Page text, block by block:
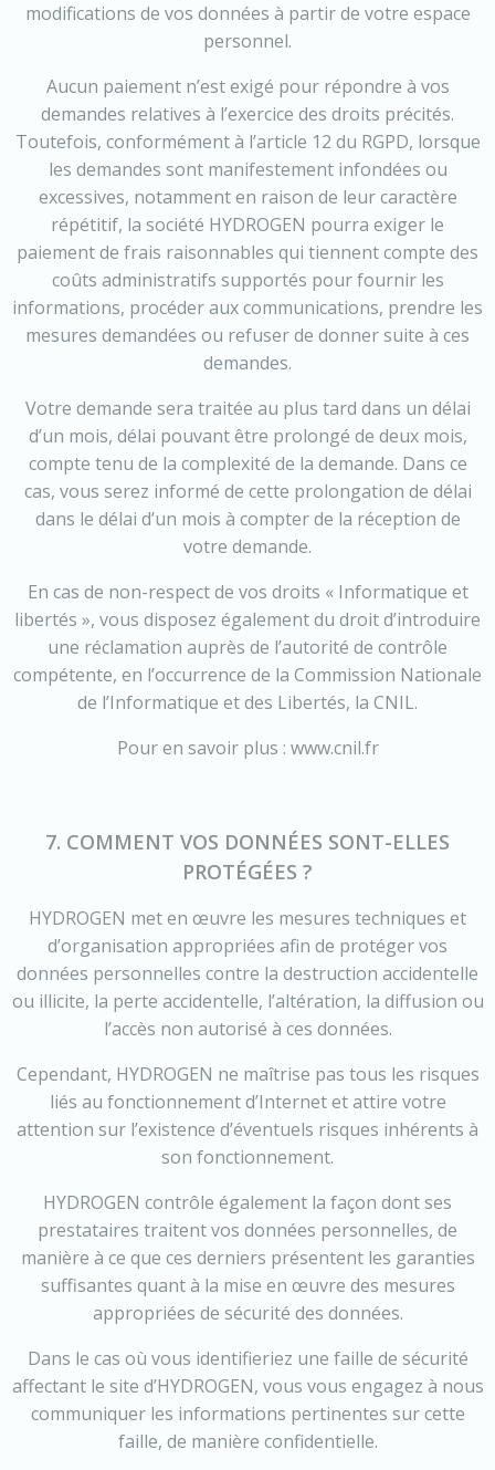
modifications de vos données à partir de votre espace
personnel.
Aucun paiement n’est exigé pour répondre à vos
demandes relatives à l’exercice des droits précités.
Toutefois, conformément à l’article 12 du RGPD, lorsque
les demandes sont manifestement infondées ou
excessives, notamment en raison de leur caractère
répétitif, la société HYDROGEN pourra exiger le
paiement de frais raisonnables qui tiennent compte des
coûts administratifs supportés pour fournir les
informations, procéder aux communications, prendre les
mesures demandées ou refuser de donner suite à ces
demandes.
Votre demande sera traitée au plus tard dans un délai
d’un mois, délai pouvant être prolongé de deux mois,
compte tenu de la complexité de la demande. Dans ce
cas, vous serez informé de cette prolongation de délai
dans le délai d’un mois à compter de la réception de
votre demande.
En cas de non-respect de vos droits « Informatique et
libertés », vous disposez également du droit d’introduire
une réclamation auprès de l’autorité de contrôle
compétente, en l’occurrence de la Commission Nationale
de l’Informatique et des Libertés, la CNIL.
Pour en savoir plus : www.cnil.fr
7. COMMENT VOS DONNÉES SONT-ELLES
PROTÉGÉES ?
HYDROGEN met en œuvre les mesures techniques et
d’organisation appropriées afin de protéger vos
données personnelles contre la destruction accidentelle
ou illicite, la perte accidentelle, l’altération, la diffusion ou
l’accès non autorisé à ces données.
Cependant, HYDROGEN ne maîtrise pas tous les risques
liés au fonctionnement d’Internet et attire votre
attention sur l’existence d’éventuels risques inhérents à
son fonctionnement.
HYDROGEN contrôle également la façon dont ses
prestataires traitent vos données personnelles, de
manière à ce que ces derniers présentent les garanties
suffisantes quant à la mise en œuvre des mesures
appropriées de sécurité des données.
Dans le cas où vous identifieriez une faille de sécurité
affectant le site d’HYDROGEN, vous vous engagez à nous
communiquer les informations pertinentes sur cette
faille, de manière confidentielle.